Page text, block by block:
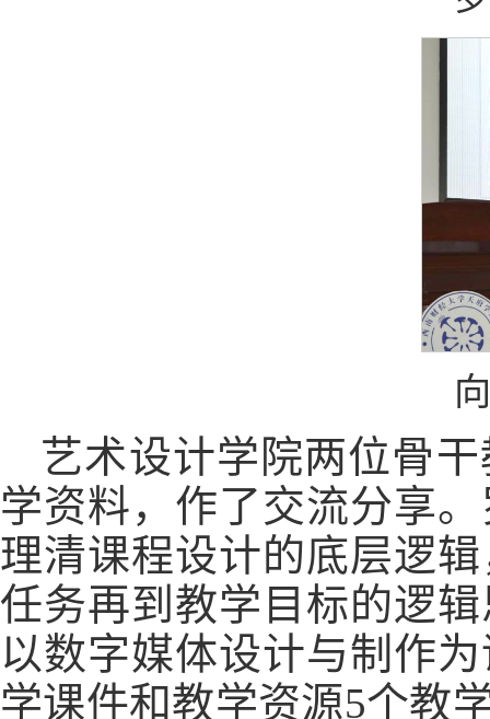
艺术设计学院两位骨
学资料，作了交流分享
理清课程设计的底层逻
任务再到教学目标的逻
以数字媒体设计与制作
学课件和教学资源5个教